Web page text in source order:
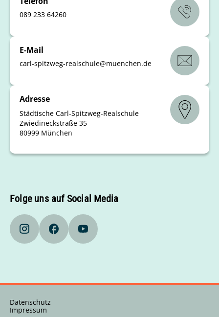
089 233 64260
E-Mail
carl-spitzweg-realschule@muenchen.de
Adresse
Städtische Carl-Spitzweg-Realschule
Zwiedineckstraße 35
80999 München
Folge uns auf Social Media
Datenschutz
Impressum